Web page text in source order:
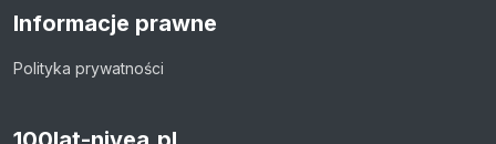
Informacje prawne
Polityka prywatności